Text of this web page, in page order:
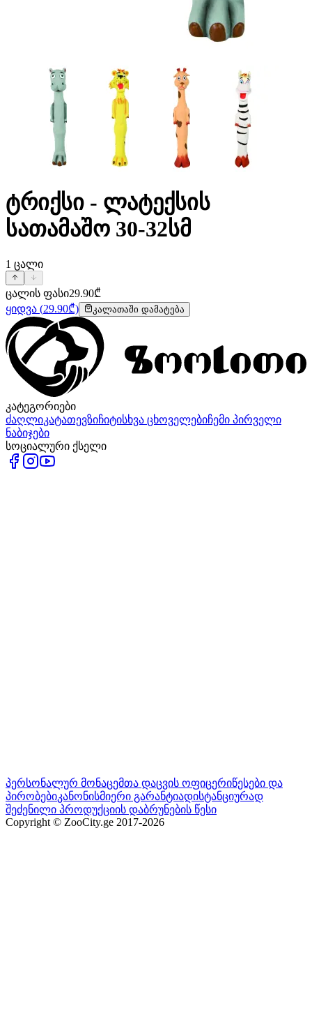
ტრიქსი - ლატექსის
სათამაშო 30-32სმ
1 ცალი
ცალის ფასი29.90₾
ყიდვა (29.90₾) კალათაში დამატება
კატეგორიები
ძაღლიკატათევზიჩიტისხვა ცხოველებიჩემი პირველი
ნაბიჯები
სოციალური ქსელი
პერსონალურ მონაცემთა დაცვის ოფიცერიწესები და
პირობებიკანონისმიერი გარანტიადისტანციურად
შეძენილი პროდუქციის დაბრუნების წესი
Copyright © ZooCity.ge 2017-2026